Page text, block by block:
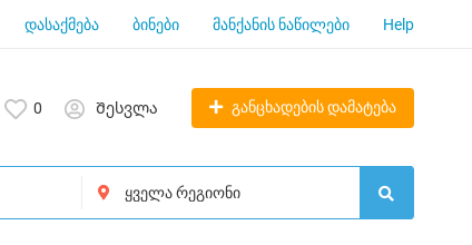
დასაქმება ბინები მანქანის ნაწილები Help
0 Შესვლა განცხადების დამატება